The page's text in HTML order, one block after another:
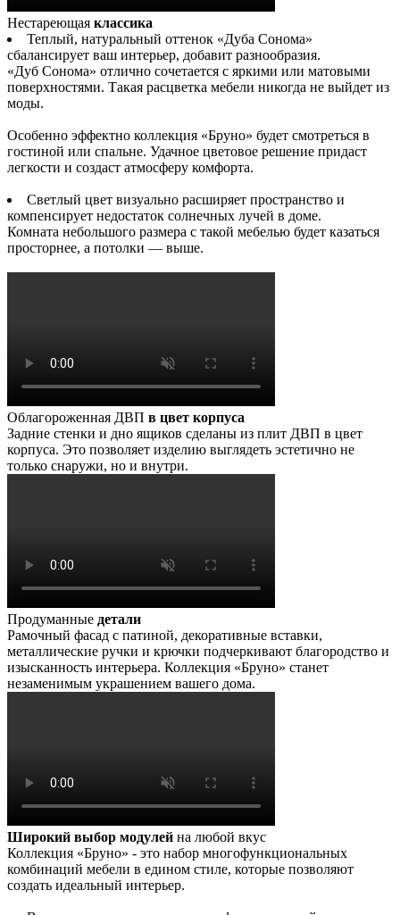
Нестареющая классика
Теплый, натуральный оттенок «Дуба Сонома»
сбалансирует ваш интерьер, добавит разнообразия.
«Дуб Сонома» отлично сочетается с яркими или матовыми
поверхностями. Такая расцветка мебели никогда не выйдет из
моды.
Особенно эффектно коллекция «Бруно» будет смотреться в
гостиной или спальне. Удачное цветовое решение придаст
легкости и создаст атмосферу комфорта.
Светлый цвет визуально расширяет пространство и
компенсирует недостаток солнечных лучей в доме.
Комната небольшого размера с такой мебелью будет казаться
просторнее, а потолки — выше.
Облагороженная ДВП в цвет корпуса
Задние стенки и дно ящиков сделаны из плит ДВП в цвет
корпуса. Это позволяет изделию выглядеть эстетично не
только снаружи, но и внутри.
Продуманные детали
Рамочный фасад с патиной, декоративные вставки,
металлические ручки и крючки подчеркивают благородство и
изысканность интерьера. Коллекция «Бруно» станет
незаменимым украшением вашего дома.
Широкий выбор модулей на любой вкус
Коллекция «Бруно» - это набор многофункциональных
комбинаций мебели в едином стиле, которые позволяют
создать идеальный интерьер.